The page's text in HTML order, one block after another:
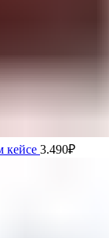
кейсе 3.490₽